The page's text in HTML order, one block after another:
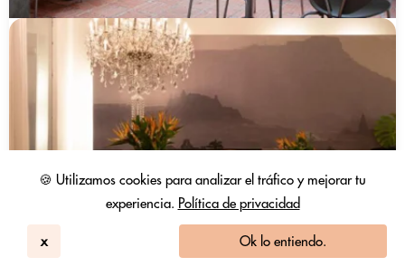
🍪 Utilizamos cookies para analizar el tráfico y mejorar tu
experiencia. Política de privacidad
x Ok lo entiendo.